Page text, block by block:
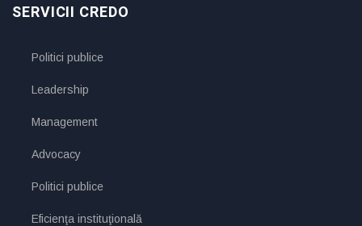
SERVICII CREDO
Politici publice
Leadership
Management
Advocacy
Politici publice
Eficienţa instituţională